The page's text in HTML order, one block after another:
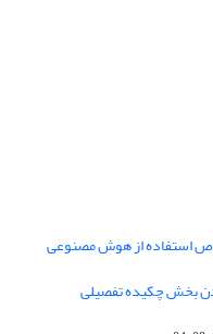
استفاده از هوش مصنوعی
بخش چکیده تفصیلی